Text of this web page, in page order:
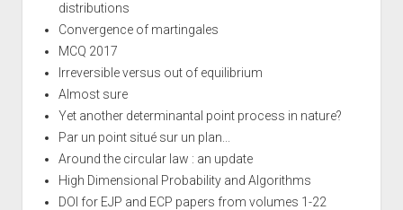
distributions
Convergence of martingales
MCQ 2017
Irreversible versus out of equilibrium
Almost sure
Yet another determinantal point process in nature?
Par un point situé sur un plan...
Around the circular law : an update
High Dimensional Probability and Algorithms
DOI for EJP and ECP papers from volumes 1-22